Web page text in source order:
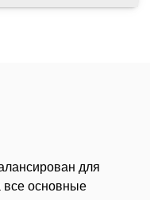
для
все основные